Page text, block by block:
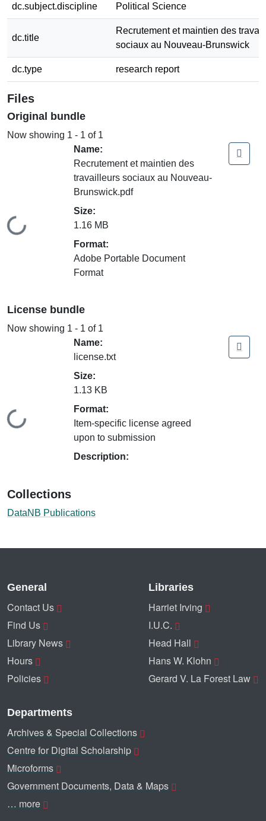
dc.subject.discipline Political Science
dc.title
Recrutement et maintien des
sociaux au Nouveau-Brunswick
dc.type research report
Files
Original bundle
Now showing 1 - 1 of 1
Loading...
Name:
Recrutement et maintien des
travailleurs sociaux au Nouveau-
Brunswick.pdf
Size:
1.16 MB
Format:
Adobe Portable Document
Format
License bundle
Now showing 1 - 1 of 1
Loading...
Name:
license.txt
Size:
1.13 KB
Format:
Item-specific license agreed
upon to submission
Description:
Collections
DataNB Publications
General
Contact Us
Find Us
Library News
Hours
Policies
Libraries
Harriet Irving
I.U.C.
Head Hall
Hans W. Klohn
Gerard V. La Forest Law
Departments
Archives & Special Collections
Centre for Digital Scholarship
Microforms
Government Documents, Data & Maps
… more